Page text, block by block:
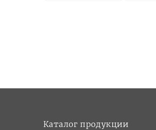
Каталог продукции